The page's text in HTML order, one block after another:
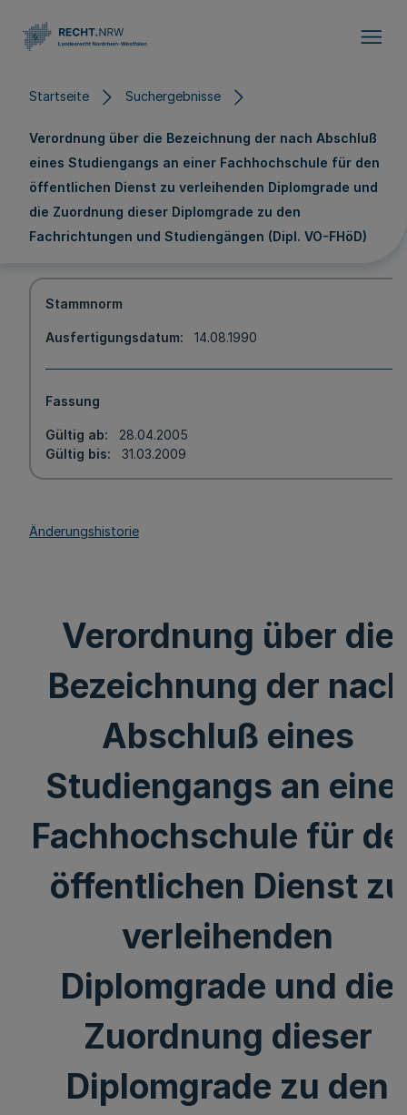
Startseite Suchergebnisse
Verordnung über die Bezeichnung der nach Abschluß
eines Studiengangs an einer Fachhochschule für den
öffentlichen Dienst zu verleihenden Diplomgrade und
die Zuordnung dieser Diplomgrade zu den
Fachrichtungen und Studiengängen (Dipl. VO-FHöD)
Stammnorm
Ausfertigungsdatum 14.08.1990
Fassung
Gültig ab
28.04.2005
Gültig bis
31.03.2009
Änderungshistorie
Verordnung über die
Bezeichnung der nach
Abschluß eines
Studiengangs an
Fachhochschule für
öffentlichen Dienst zu
verleihenden
Diplomgrade und die
Zuordnung dieser
Diplomgrade zu den